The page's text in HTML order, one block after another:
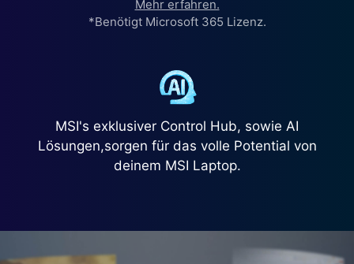
Mehr erfahren.
*Benötigt Microsoft 365 Lizenz.
MSI's exklusiver Control Hub, sowie AI
Lösungen,sorgen für das volle Potential von
deinem MSI Laptop.